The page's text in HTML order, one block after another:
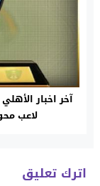
آخر اخبار
لاعب
اترك تعليق